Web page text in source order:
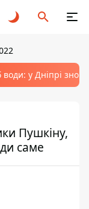
у Дніпрі
Пушкіну,
саме